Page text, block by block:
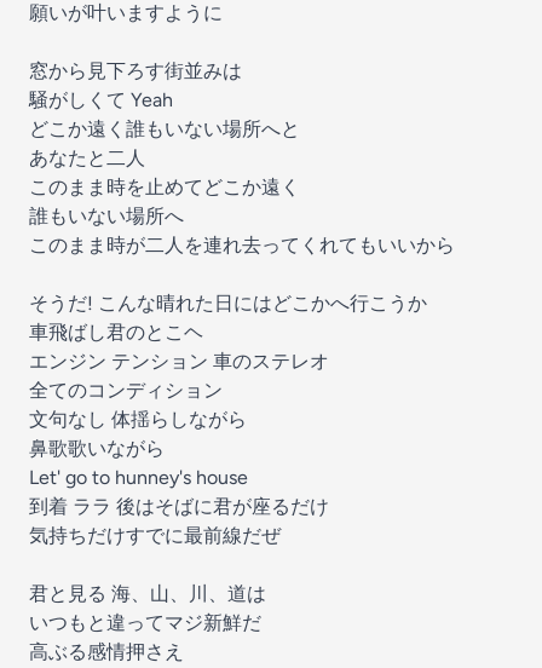
願いが叶いますように
窓から見下ろす街並みは
騒がしくて Yeah
どこか遠く誰もいない場所へと
あなたと二人
このまま時を止めてどこか遠く
誰もいない場所へ
このまま時が二人を連れ去ってくれてもいいから
そうだ! こんな晴れた日にはどこかへ行こうか
車飛ばし君のとこヘ
エンジン テンション 車のステレオ
全てのコンディション
文句なし 体揺らしながら
鼻歌歌いながら
Let' go to hunney's house
到着 ララ 後はそばに君が座るだけ
気持ちだけすでに最前線だぜ
君と見る 海、山、川、道は
いつもと違ってマジ新鮮だ
高ぶる感情押さえ